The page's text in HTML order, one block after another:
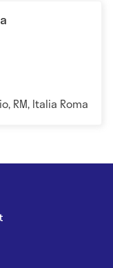
RM, Italia Roma